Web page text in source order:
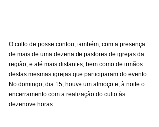
O culto de posse contou, também, com a presença
de mais de uma dezena de pastores de igrejas da
região, e até mais distantes, bem como de irmãos
destas mesmas igrejas que participaram do evento.
No domingo, dia 15, houve um almoço e, à noite o
encerramento com a realização do culto às
dezenove horas.